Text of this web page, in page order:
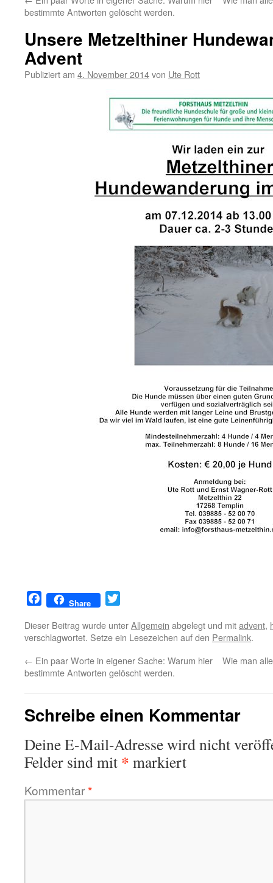
bestimmte Antworten gelöscht werden.
Unsere Metzelthiner
Advent
Publiziert am 4. November 2014von Ute Rott
FacebookShare
Dieser Beitrag wurde unterAllgemein abgelegt und mitadvent,
verschlagwortet. Setze ein Lesezeichen auf den Permalink.
← Ein paar Worte in eigener Sache: Warum hier
bestimmte Antworten gelöscht werden.
Wie man
Schreibe einen Kommentar
Deine E-Mail-Adresse wird nicht
Felder sind mit * markiert
Kommentar*